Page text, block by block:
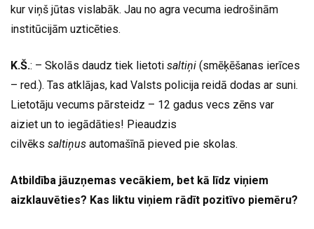
kur viņš jūtas vislabāk. Jau no agra vecuma iedrošinām
institūcijām uzticēties.
K.Š.: – Skolās daudz tiek lietoti saltiņi (smēķēšanas ierīces
– red.). Tas atklājas, kad Valsts policija reidā dodas ar suni.
Lietotāju vecums pārsteidz – 12 gadus vecs zēns var
aiziet un to iegādāties! Pieaudzis
cilvēks saltiņus automašīnā pieved pie skolas.
Atbildība jāuzņemas vecākiem, bet kā līdz viņiem
aizklauvēties? Kas liktu viņiem rādīt pozitīvo piemēru?